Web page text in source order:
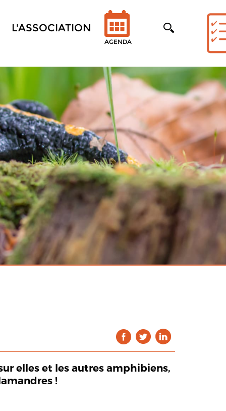
L'ASSOCIATION
AGENDA
elles et les autres amphibiens,
!